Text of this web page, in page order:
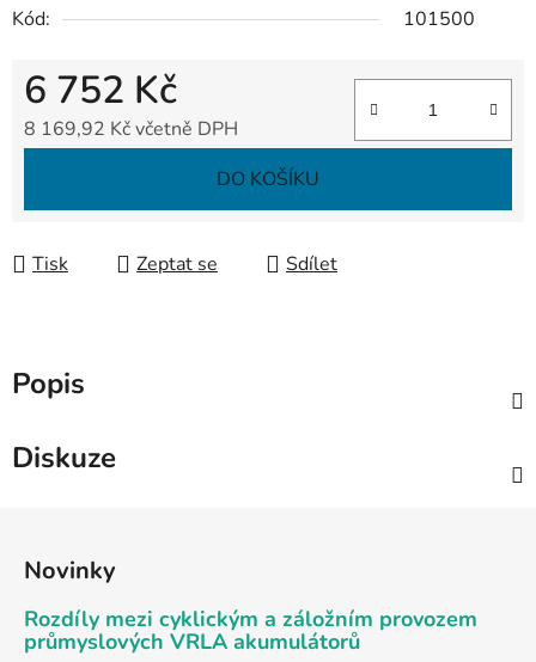
Kód:
101500
6 752 Kč
8 169,92 Kč včetně DPH
DO KOŠÍKU
Tisk Zeptat se Sdílet
Popis
Diskuze
Novinky
Rozdíly mezi cyklickým a záložním provozem
průmyslových VRLA akumulátorů